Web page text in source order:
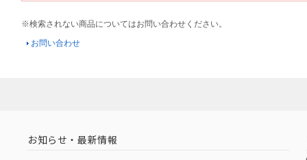
※検索されない商品についてはお問い合わせください。
お問い合わせ
お知らせ・最新情報